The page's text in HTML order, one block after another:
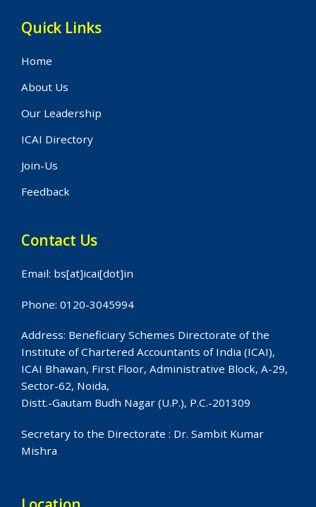
Quick Links
Home
About Us
Our Leadership
ICAI Directory
Join-Us
Feedback
Contact Us
Email: bs[at]icai[dot]in
Phone: 0120-3045994
Address: Beneficiary Schemes Directorate of the
Institute of Chartered Accountants of India (ICAI),
ICAI Bhawan, First Floor, Administrative Block, A-29,
Sector-62, Noida,
Distt.-Gautam Budh Nagar (U.P.), P.C.-201309
Secretary to the Directorate : Dr. Sambit Kumar
Mishra